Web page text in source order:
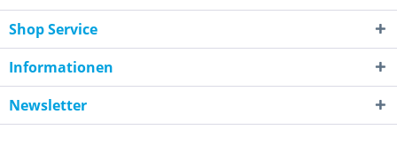
Shop Service
Informationen
Newsletter